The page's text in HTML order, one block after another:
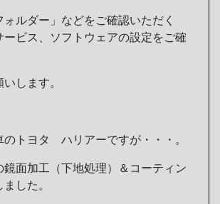
ォルダー」などをご確認いただく
ビス、ソフトウェアの設定をご確
します。
トヨタ ハリアーですが・・・。
面加工（下地処理）＆コーティン
した。